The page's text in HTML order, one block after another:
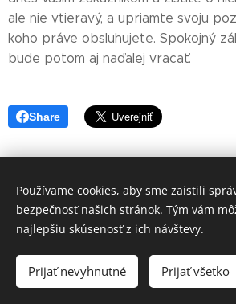
ale nie vtieravý, a upriamte svoju
koho práve obsluhujete. Spokojný
bude potom aj naďalej vracať.
Share
Rabekka Art s.r.o.
Vytvorené službouWebnode
Používame cookies, aby sme zaistili
bezpečnosť našich stránok. Tým vám
najlepšiu skúsenosť z ich návštevy.
Prijať nevyhnutné Prijať všetko